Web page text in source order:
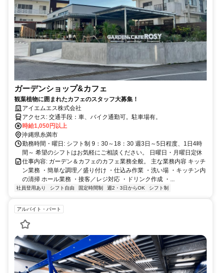
ガーデンショップ&カフェ
観葉植物に囲まれたカフェのスタッフ大募集！
アイエムエス株式会社
アクセス: 交通手段：車、バイク通勤可。駐車場有。
時給1,050円以上
沖縄県糸満市
勤務時間・曜日: シフト制 9：30～18：30 週3日～5日程度、1日4時
間～ 希望のシフトはお気軽にご相談ください。 日曜日・月曜日定休
仕事内容: ガーデン＆カフェのカフェ業務全般。 主な業務内容 キッチ
ン業務 ・簡単な調理／盛り付け ・仕込み作業 ・洗い場 ・キッチン内
の清掃 ホール業務 ・接客／レジ対応 ・ドリンク作成 ・...
社員登用あり シフト自由 固定時間制 週2・3日からOK シフト制
アルバイト・パート